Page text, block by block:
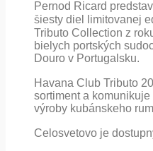
Pernod Ricard
šiesty diel limitovanej
Tributo Collection z
bielych portských
Douro v Portugalsku.
Havana Club Tributo
sortiment a
výroby kubánskeho
Celosvetovo je